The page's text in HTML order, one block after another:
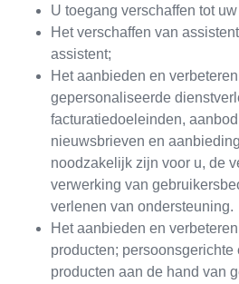
U toegang verschaffen tot
Het verschaffen van
assistent;
Het aanbieden en
gepersonaliseerde
facturatiedoeleinden,
nieuwsbrieven en
noodzakelijk zijn voor u, de
verwerking van
verlenen van ondersteuning.
Het aanbieden en
producten; persoonsgerichte
producten aan de hand van